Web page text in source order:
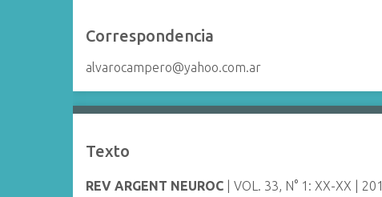
Correspondencia
alvarocampero@yahoo.com.ar
Texto
REV ARGENT NEUROC | VOL. 33, N° 1: XX-XX |